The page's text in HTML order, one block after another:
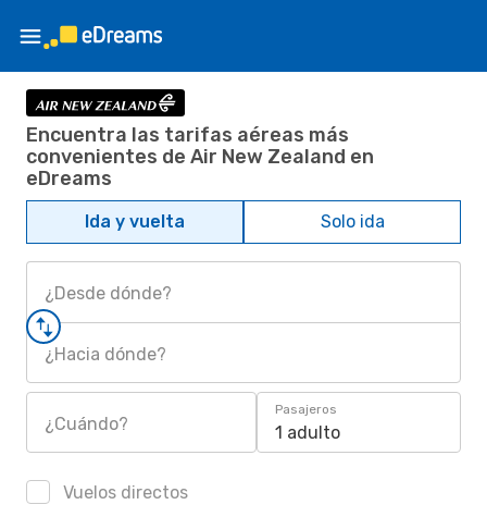
Encuentra las tarifas aéreas más
convenientes de Air New Zealand en
eDreams
Ida y vuelta Solo ida
¿Desde dónde?
¿Hacia dónde?
¿Cuándo?
Pasajeros
1 adulto
Vuelos directos